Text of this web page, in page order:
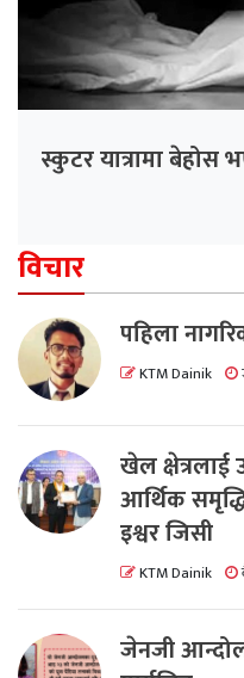
स्कुटर यात्रामा
विचार
पहिला
KTM Dainik
खेल क्षेत्रलाई
आर्थिक
इश्वर जिसी
KTM Dainik
जेनजी